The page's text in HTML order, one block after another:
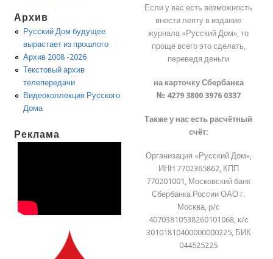
Архив
Русский Дом будущее
вырастает из прошлого
Архив 2008 -2026
Текстовый архив
телепередачи
Видеоколлекция Русского
Дома
Реклама
Если у вас есть возможность
внести лепту в издание
журнала «Русский Дом», то
проще всего это сделать,
переведя деньги
на карточку Сбербанка
№ 4279 3800 3976 0337
Также у нас есть расчётный
счёт:
Организация «Русский Дом»,
ИНН 7702365862, КПП
770201001, Московский банк
Сбербанка России ОАО г.
Москва, р/с
40703810538260101068, к/с
30101810400000000225, БИК
044525225